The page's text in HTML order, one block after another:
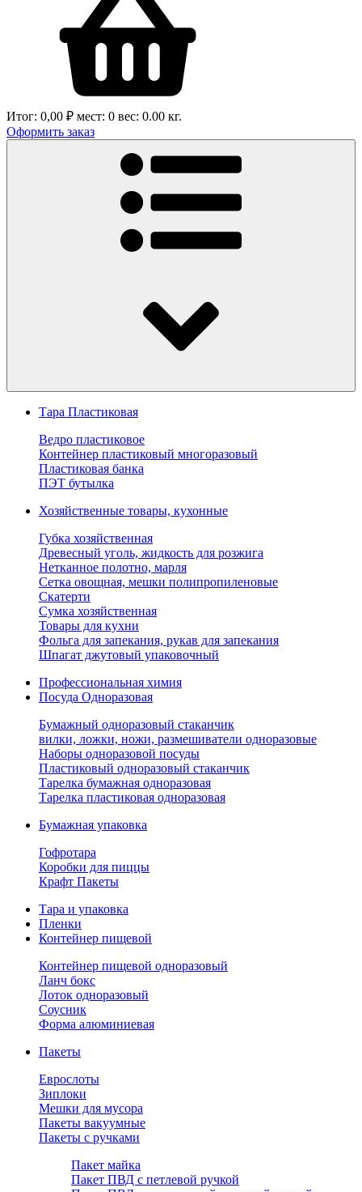
Итог: 0,00 ₽ мест: 0 вес: 0.00 кг.
Оформить заказ
Тара Пластиковая
Ведро пластиковое
Контейнер пластиковый многоразовый
Пластиковая банка
ПЭТ бутылка
Хозяйственные товары, кухонные
Губка хозяйственная
Древесный уголь, жидкость для розжига
Нетканное полотно, марля
Сетка овощная, мешки полипропиленовые
Скатерти
Сумка хозяйственная
Товары для кухни
Фольга для запекания, рукав для запекания
Шпагат джутовый упаковочный
Профессиональная химия
Посуда Одноразовая
Бумажный одноразовый стаканчик
вилки, ложки, ножи, размешиватели одноразовые
Наборы одноразовой посуды
Пластиковый одноразовый стаканчик
Тарелка бумажная одноразовая
Тарелка пластиковая одноразовая
Бумажная упаковка
Гофротара
Коробки для пиццы
Крафт Пакеты
Тара и упаковка
Пленки
Контейнер пищевой
Контейнер пищевой одноразовый
Ланч бокс
Лоток одноразовый
Соусник
Форма алюминиевая
Пакеты
Еврослоты
Зиплоки
Мешки для мусора
Пакеты вакуумные
Пакеты с ручками
Пакет майка
Пакет ПВД с петлевой ручкой